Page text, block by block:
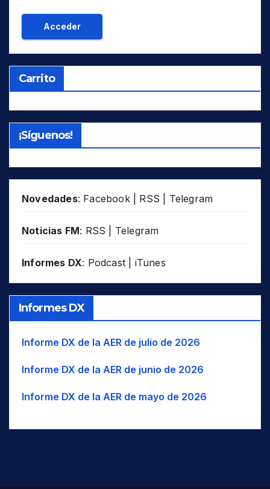
Carrito
¡Síguenos!
Novedades: Facebook| RSS Telegram
Noticias FM: RSS Telegram
Informes DX: Podcast iTunes
Informes DX
Informe DX de la AER de julio de 2026
Informe DX de la AER de junio de 2026
Informe DX de la AER de mayo de 2026